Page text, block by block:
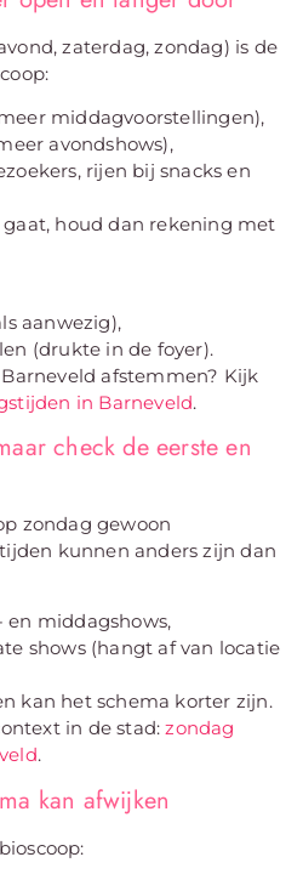
zaterdag, zondag) is de
middagvoorstellingen),
avondshows),
rijen bij snacks en
houd dan rekening met
aanwezig),
(drukte in de foyer).
afstemmen? Kijk
in Barneveld.
check de eerste en
zondag gewoon
kunnen anders zijn dan
en middagshows,
shows (hangt af van locatie
kan het schema korter zijn.
in de stad:zondag
.
kan afwijken